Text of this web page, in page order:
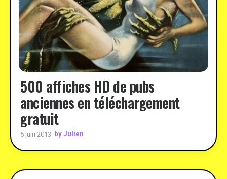
500 affiches HD de pubs
anciennes en téléchargement
gratuit
5 juin 2013 by Julien